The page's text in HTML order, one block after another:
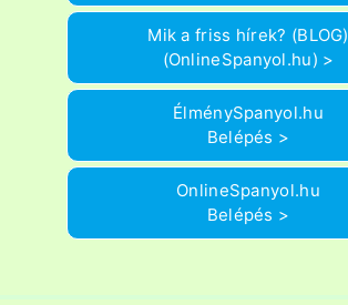
Mik a friss hírek? (BLOG)
(OnlineSpanyol.hu) >
ÉlménySpanyol.hu
Belépés >
OnlineSpanyol.hu
Belépés >